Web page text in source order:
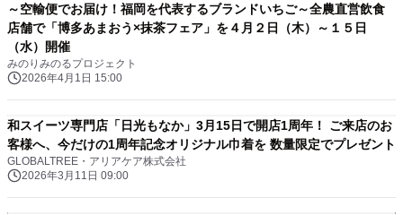
～空輸便でお届け！福岡を代表するブランドいちご～全農直営飲食
店舗で「博多あまおう×抹茶フェア」を４月２日（木）～１５日
（水）開催
みのりみのるプロジェクト
2026年4月1日 15:00
和スイーツ専門店「日光もなか」3月15日で開店1周年！ ご来店のお
客様へ、今だけの1周年記念オリジナル巾着を 数量限定でプレゼント
GLOBALTREE・アリアケア株式会社
2026年3月11日 09:00